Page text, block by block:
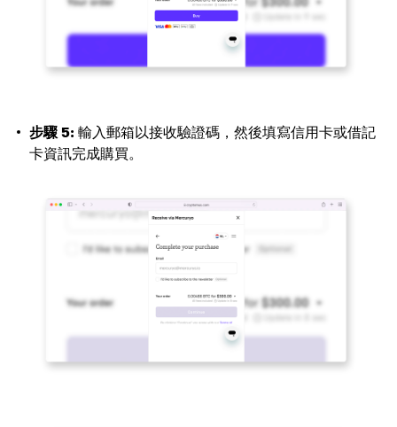
步驟 5: 輸入郵箱以接收驗證碼，然後填寫信用卡或借記
卡資訊完成購買。